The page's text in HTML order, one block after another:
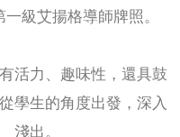
級艾揚格導師牌照。
活力、趣味性，還具鼓
學生的角度出發，深入
淺出。